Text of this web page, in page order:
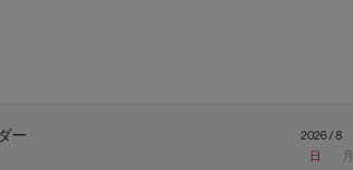
ー
2026 / 8
日
月